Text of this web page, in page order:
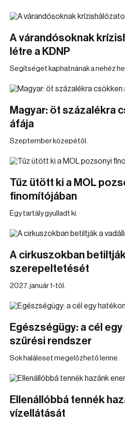
A várandósoknak
létre a KDNP
Segítséget kaphatnának a nehéz
Magyar: öt százalékra
áfája
Szeptember közepétől.
Tűz ütött ki a MOL
finomítójában
Egy tartály gyulladt ki.
A cirkuszokban
szerepeltetését
2027. január 1-től.
Egészségügy: a cél
szűrési rendszer
Sok haláleset megelőzhető lenne.
Ellenállóbbá tennék
vízellátását